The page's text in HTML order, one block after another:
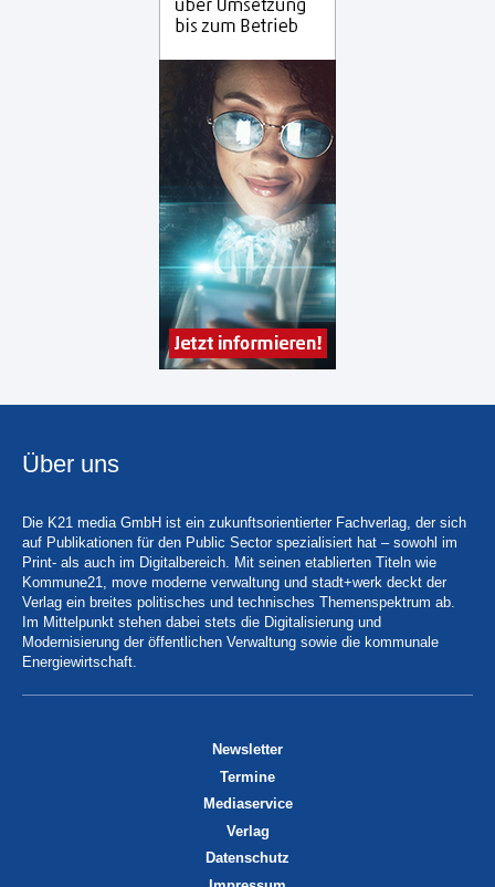
Über uns
Die K21 media GmbH ist ein zukunftsorientierter Fachverlag, der sich
auf Publikationen für den Public Sector spezialisiert hat – sowohl im
Print- als auch im Digitalbereich. Mit seinen etablierten Titeln wie
Kommune21, move moderne verwaltung und stadt+werk deckt der
Verlag ein breites politisches und technisches Themenspektrum ab.
Im Mittelpunkt stehen dabei stets die Digitalisierung und
Modernisierung der öffentlichen Verwaltung sowie die kommunale
Energiewirtschaft.
Newsletter
Termine
Mediaservice
Verlag
Datenschutz